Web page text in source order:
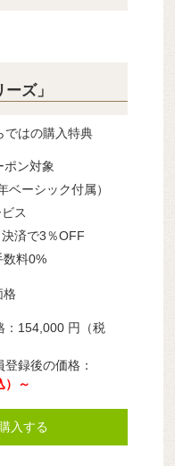
ズ」
ではの購入特典
ポン対象
ベーシック付属）
ス
済で3％OFF
数料0%
格
：154,000 円（税
録後の価格：
）～
購入する